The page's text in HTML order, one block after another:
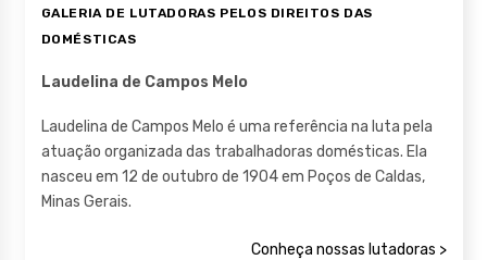
GALERIA DE LUTADORAS PELOS DIREITOS DAS
DOMÉSTICAS
Laudelina de Campos Melo
Laudelina de Campos Melo é uma referência na luta pela
atuação organizada das trabalhadoras domésticas. Ela
nasceu em 12 de outubro de 1904 em Poços de Caldas,
Minas Gerais.
Conheça nossas lutadoras >